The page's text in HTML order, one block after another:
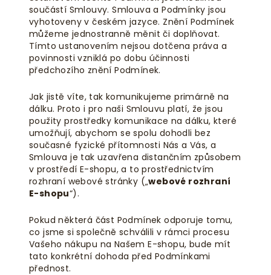
součástí Smlouvy. Smlouva a Podmínky jsou
vyhotoveny v českém jazyce. Znění Podmínek
můžeme jednostranně měnit či doplňovat.
Tímto ustanovením nejsou dotčena práva a
povinnosti vzniklá po dobu účinnosti
předchozího znění Podmínek.
Jak jistě víte, tak komunikujeme primárně na
dálku. Proto i pro naši Smlouvu platí, že jsou
použity prostředky komunikace na dálku, které
umožňují, abychom se spolu dohodli bez
současné fyzické přítomnosti Nás a Vás, a
Smlouva je tak uzavřena distančním způsobem
v prostředí E-shopu, a to prostřednictvím
rozhraní webové stránky („webové rozhraní
E-shopu“).
Pokud některá část Podmínek odporuje tomu,
co jsme si společně schválili v rámci procesu
Vašeho nákupu na Našem E-shopu, bude mít
tato konkrétní dohoda před Podmínkami
přednost.